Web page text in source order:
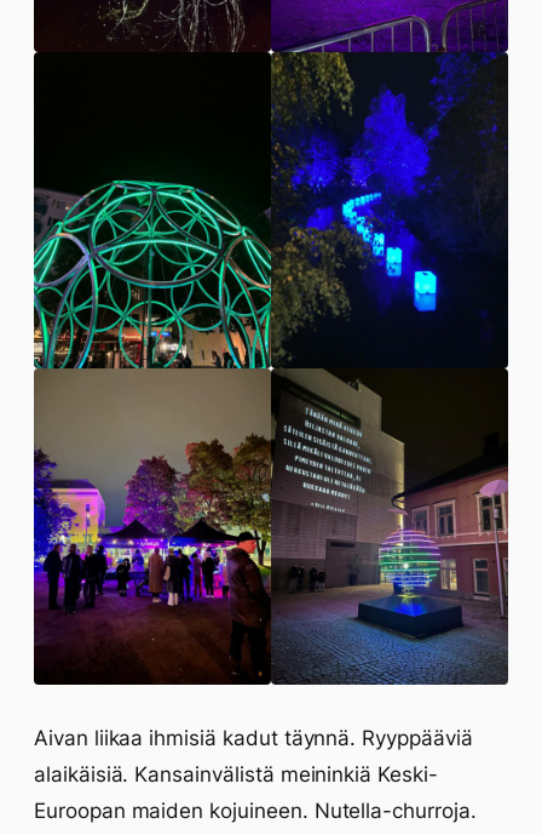
Aivan liikaa ihmisiä kadut täynnä. Ryyppääviä
alaikäisiä. Kansainvälistä meininkiä Keski-
Euroopan maiden kojuineen. Nutella-churroja.